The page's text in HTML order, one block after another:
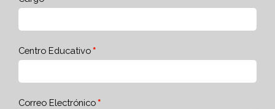
Centro Educativo
Correo Electrónico